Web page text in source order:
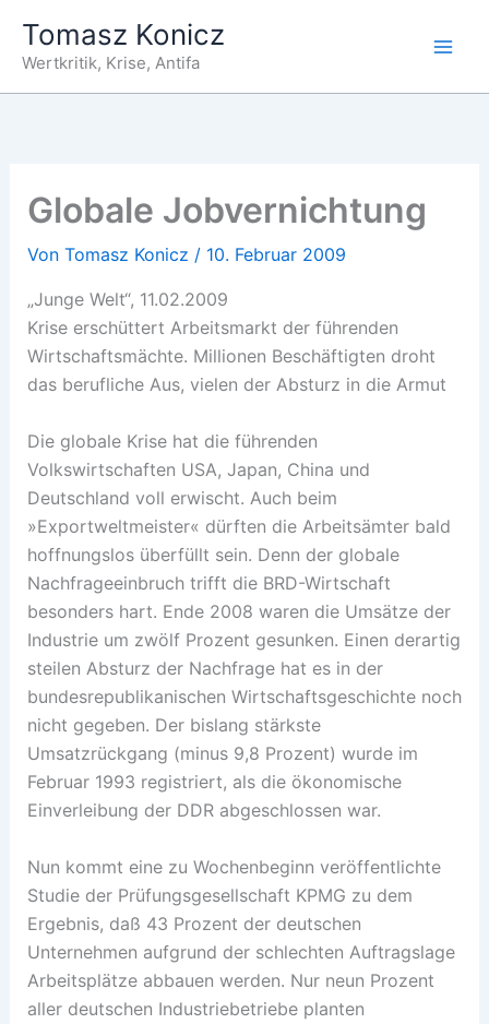
Inhalt
springen
Tomasz Konicz
Wertkritik, Krise, Antifa
Globale Jobvernichtung
Von Tomasz Konicz / 10. Februar 2009
„Junge Welt“, 11.02.2009
Krise erschüttert Arbeitsmarkt der führenden
Wirtschaftsmächte. Millionen Beschäftigten droht
das berufliche Aus, vielen der Absturz in die Armut
Die globale Krise hat die führenden
Volkswirtschaften USA, Japan, China und
Deutschland voll erwischt. Auch beim
»Exportweltmeister« dürften die Arbeitsämter bald
hoffnungslos überfüllt sein. Denn der globale
Nachfrageeinbruch trifft die BRD-Wirtschaft
besonders hart. Ende 2008 waren die Umsätze der
Industrie um zwölf Prozent gesunken. Einen derartig
steilen Absturz der Nachfrage hat es in der
bundesrepublikanischen Wirtschaftsgeschichte noch
nicht gegeben. Der bislang stärkste
Umsatzrückgang (minus 9,8 Prozent) wurde im
Februar 1993 registriert, als die ökonomische
Einverleibung der DDR abgeschlossen war.
Nun kommt eine zu Wochenbeginn veröffentlichte
Studie der Prüfungsgesellschaft KPMG zu dem
Ergebnis, daß 43 Prozent der deutschen
Unternehmen aufgrund der schlechten Auftragslage
Arbeitsplätze abbauen werden. Nur neun Prozent
aller deutschen Industriebetriebe planten